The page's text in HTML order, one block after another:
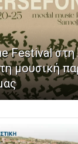
Festival
μουσική